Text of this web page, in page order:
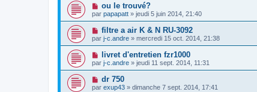
ou le trouvé?
par papapatt » jeudi 5 juin 2014, 21:40
filtre a air K & N RU-3092
par j-c.andre » mercredi 15 oct. 2014, 21:38
livret d'entretien fzr1000
par j-c.andre » jeudi 11 sept. 2014, 11:31
dr 750
par exup43 » dimanche 7 sept. 2014, 17:41